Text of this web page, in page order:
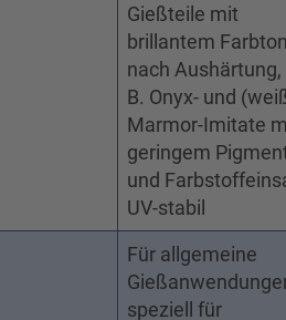
Gießteile mit
brillantem Farbton
nach Aushärtung,
B. Onyx- und
Marmor-Imitate
geringem
und
UV-stabil
Für allgemeine
speziell für